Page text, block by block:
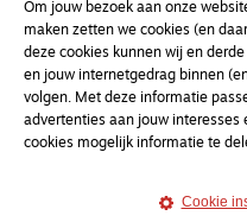
Kvk-nummer 33277063
NL46 INGB 0117 5827
info@onderwegonline.nl
Om jouw bezoek aan onze
maken zetten we cookies (en
deze cookies kunnen wij en
en jouw internetgedrag binnen
volgen. Met deze informatie
advertenties aan jouw interesses
cookies mogelijk informatie te
Cookie